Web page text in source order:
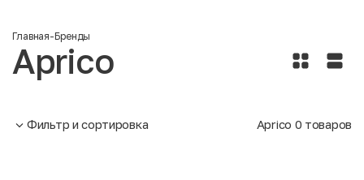
Главная-Бренды
Aprico
Фильтр и сортировка Aprico 0 товаров